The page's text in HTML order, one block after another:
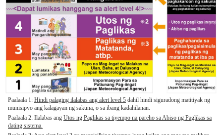
Paalaala 1: Hindi palaging ilalabas ang alert level 5 dahil hindi siguradong matitiyak ng
munisipyo ang kalagayan ng sakuna, o sa ibang kadahilanan.
Paalaala 2: Ilalabas ang Utos ng Paglikas sa tiyempo na pareho sa Abiso ng Paglikas sa
dating sistema.